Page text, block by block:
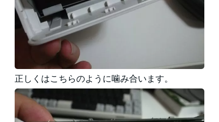
正しくはこちらのように噛み合います。